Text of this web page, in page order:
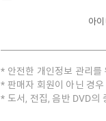
아
안전한 개인정보 관리를
판매자 회원이 아닌 경
도서, 전집, 음반 DVD의